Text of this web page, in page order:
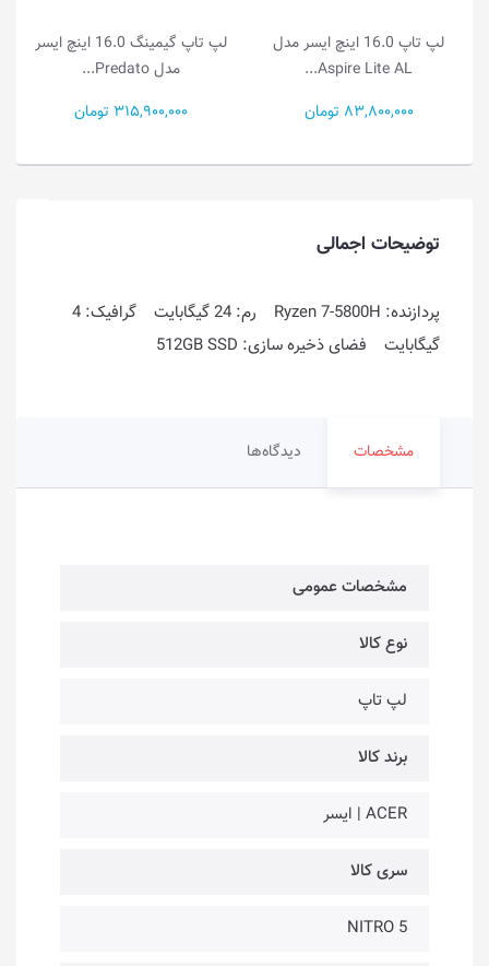
لپ تاپ گیمینگ 16.0 اینچ ایسر
مدل Predato...
315,900,000 تومان
لپ تاپ 15.6 اینچ ایسر مدل
Aspire Go 15 A...
81,500,000 تومان
توضیحات اجمالی
پردازنده: Ryzen 7-5800H رم: 24 گیگابایت گرافیک: 4
گیگابایت فضای ذخیره سازی: 512GB SSD
مشخصات دیدگاه‌ها
مشخصات عمومی
نوع کالا
لپ تاپ
برند کالا
ACER | ایسر
سری کالا
NITRO 5